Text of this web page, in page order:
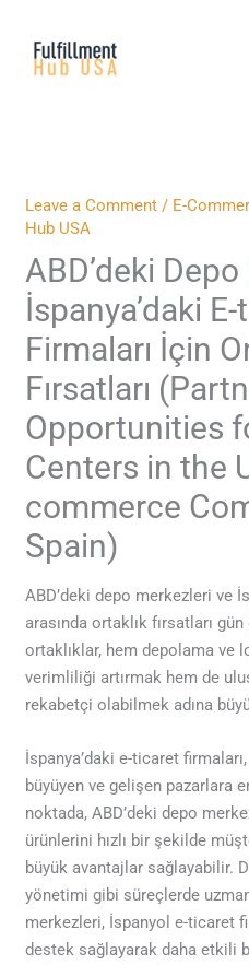
content
Leave a Comment / E-
Hub USA
ABD’deki
İspanya’daki
Firmaları İçin
Fırsatları
Opportunities
Centers in the
commerce
Spain)
ABD’deki depo merkezleri ve
arasında ortaklık fırsatları
ortaklıklar, hem depolama ve
verimliliği artırmak hem de
rekabetçi olabilmek adına
İspanya’daki e-ticaret
büyüyen ve gelişen pazarlara
noktada, ABD’deki depo
ürünlerini hızlı bir şekilde
büyük avantajlar sağlayabilir.
yönetimi gibi süreçlerde
merkezleri, İspanyol e-ticaret
destek sağlayarak daha etkili